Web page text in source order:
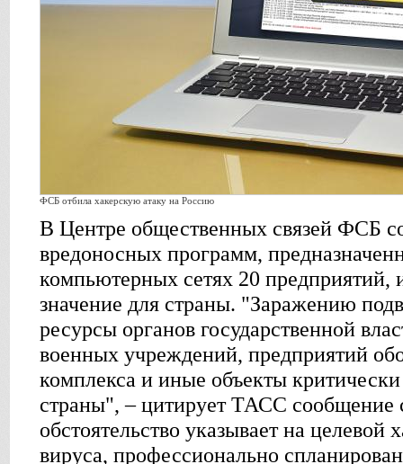
ФСБ отбила хакерскую атаку на Россию
В Центре общественных связей ФСБ
вредоносных программ,
компьютерных сетях 20 предприятий,
значение для страны. "Заражению
ресурсы органов государственной
военных учреждений, предприятий
комплекса и иные объекты
страны", – цитирует ТАСС
обстоятельство указывает на целевой
вируса, профессионально